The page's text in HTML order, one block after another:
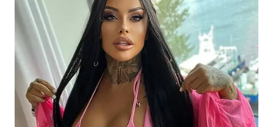
WN
BOROBUDUR
WN
MADURA
WN
SURABAYA